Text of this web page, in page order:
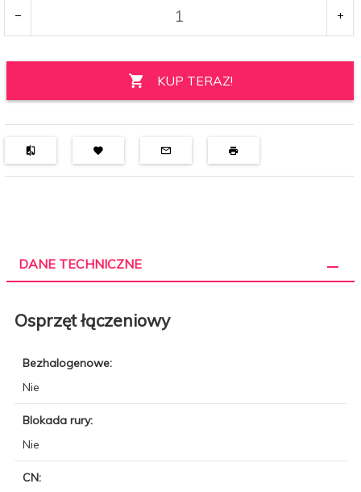
KUP TERAZ!
DANE TECHNICZNE
Osprzęt łączeniowy
Bezhalogenowe:
Nie
Blokada rury:
Nie
CN: